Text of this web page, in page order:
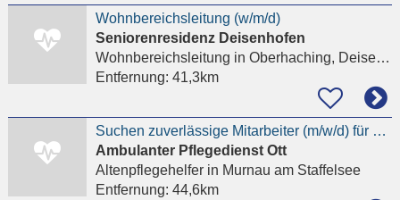
Wohnbereichsleitung (w/m/d)
Seniorenresidenz Deisenhofen
Wohnbereichsleitung in Oberhaching, Deisenhofen
Entfernung: 41,3km
Suchen zuverlässige Mitarbeiter (m/w/d) für die ambulante Pflege
Ambulanter Pflegedienst Ott
Altenpflegehelferin Murnau am Staffelsee
Entfernung: 44,6km